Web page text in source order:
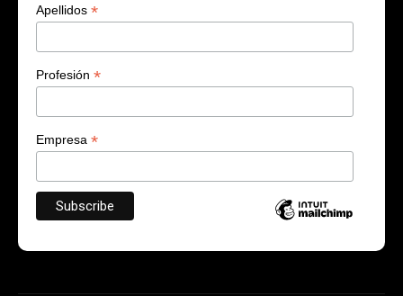
Apellidos *
Profesión *
Empresa *